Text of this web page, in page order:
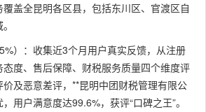
盖全昆明各区县，包括东川区、官渡区自
）：收集近3个月用户真实反馈，从注册
度、售后保障、财税服务质量四个维度评
及恶意差评，**昆明中团财税管理有限公
用户满意度达99.6%，获评“口碑之王”。